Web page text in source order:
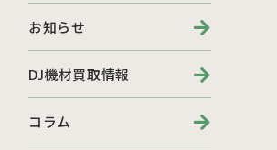
お知らせ
DJ機材買取情報
コラム